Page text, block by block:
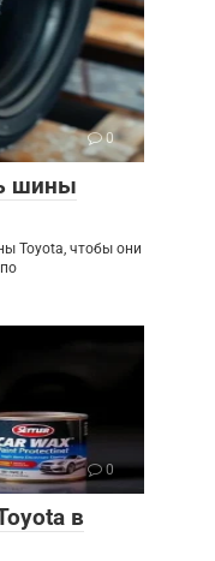
0
шины
Toyota, чтобы они
0
в